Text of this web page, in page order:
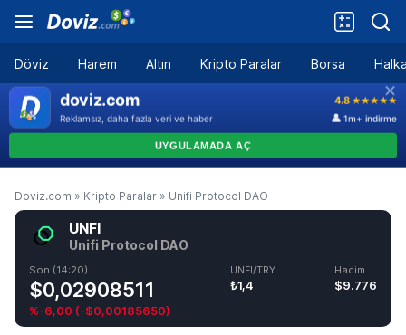
Döviz Harem Altın Kripto Paralar Borsa
Doviz.com » Kripto Paralar » Unifi Protocol DAO
UNFI
Unifi Protocol DAO
Son (14:20)
$0,02908511
%-6,00 (-$0,00185650)
UNFI/TRY
₺1,4
Hacim
$9.776